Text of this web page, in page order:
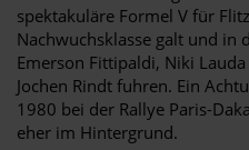
spektakuläre Formel V für
Nachwuchsklasse galt und in
Emerson Fittipaldi, Niki
Jochen Rindt fuhren. Ein
1980 bei der Rallye Paris-
eher im Hintergrund.